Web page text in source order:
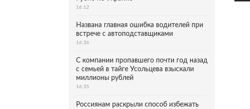
16:12
Названа главная ошибка водителей при
встрече с автоподставщиками
16:36
С компании пропавшего почти год назад
с семьей в тайге Усольцева взыскали
миллионы рублей
16:35
Россиянам раскрыли способ избежать